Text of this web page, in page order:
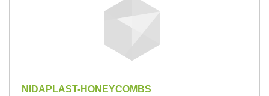
NIDAPLAST-HONEYCOMBS